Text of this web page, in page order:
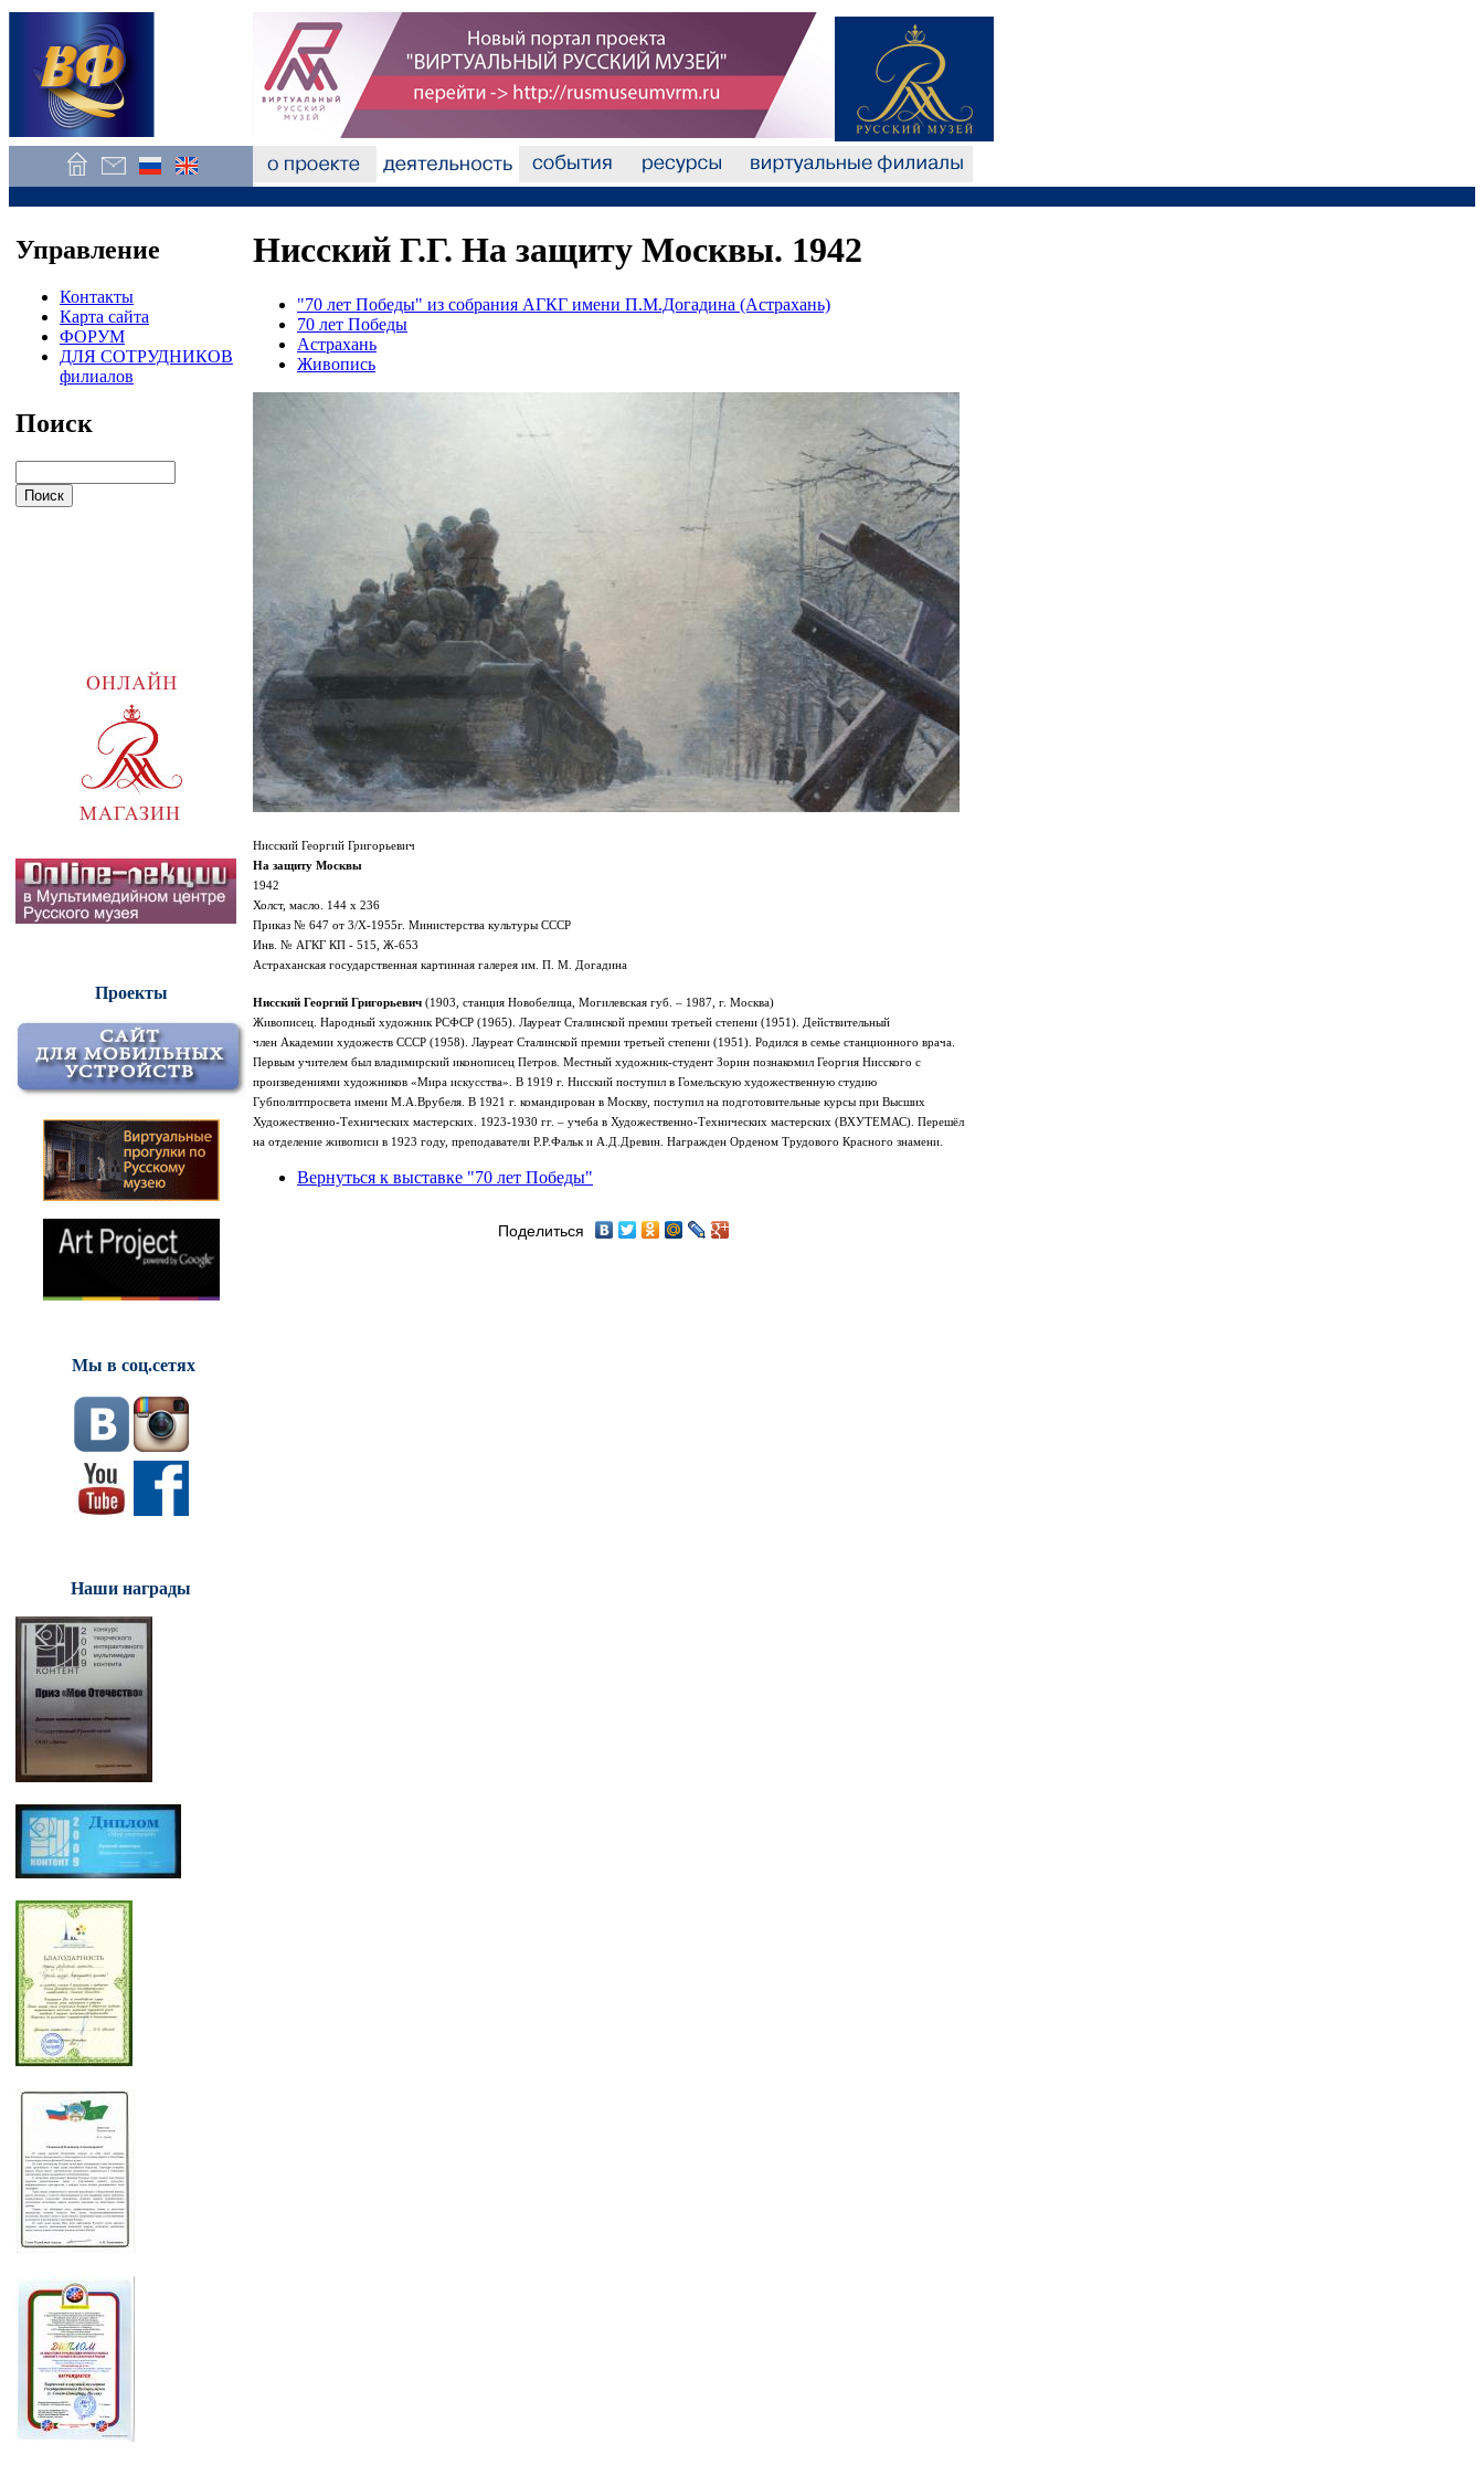
Управление
Контакты
Карта сайта
ФОРУМ
ДЛЯ СОТРУДНИКОВ
филиалов
Поиск
Проекты
Мы в соц.сетях
Наши награды
Нисский Г.Г. На защиту Москвы. 1942
"70 лет Победы" из собрания АГКГ имени П.М.Догадина (Астрахань)
70 лет Победы
Астрахань
Живопись
Нисский Георгий Григорьевич
На защиту Москвы
1942
Холст, масло. 144 х 236
Приказ № 647 от 3/X-1955г. Министерства культуры СССР
Инв. № АГКГ КП - 515, Ж-653
Астраханская государственная картинная галерея им. П. М. Догадина
Нисский Георгий Григорьевич (1903, станция Новобелица, Могилевская губ. – 1987, г. Москва)
Живописец Народный художник РСФСР (1965). Лауреат Сталинской премии третьей степени (1951 ). Действительный
член Академии художеств СССР (1958). Лауреат Сталинской премии третьей степени (1951). Родился в семье станционного врача.
Первым учителем был владимирский иконописец Петров. Местный художник-студент Зорин познакомил Георгия Нисского с
произведениями художников «Мира искусства». В 1919 г. Нисский поступил в Гомельскую художественную студию
Губполитпросвета имени М.А.Врубеля. В 1921 г. командирован в Москву, поступил на подготовительные курсы при Высших
Художественно-Технических мастерских. 1923-1930 гг. – учеба в Художественно-Технических мастерских (ВХУТЕМАС). Перешёл
на отделение живописи в 1923 году, преподаватели Р.Р.Фальк и А.Д.Древин Награжден Орденом Трудового Красного знамени.
Вернуться к выставке "70 лет Победы"
Поделиться